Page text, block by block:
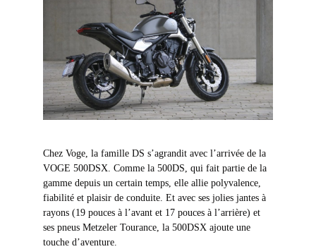
Chez Voge, la famille DS s’agrandit avec l’arrivée de la
VOGE 500DSX. Comme la 500DS, qui fait partie de la
gamme depuis un certain temps, elle allie polyvalence,
fiabilité et plaisir de conduite. Et avec ses jolies jantes à
rayons (19 pouces à l’avant et 17 pouces à l’arrière) et
ses pneus Metzeler Tourance, la 500DSX ajoute une
touche d’aventure.